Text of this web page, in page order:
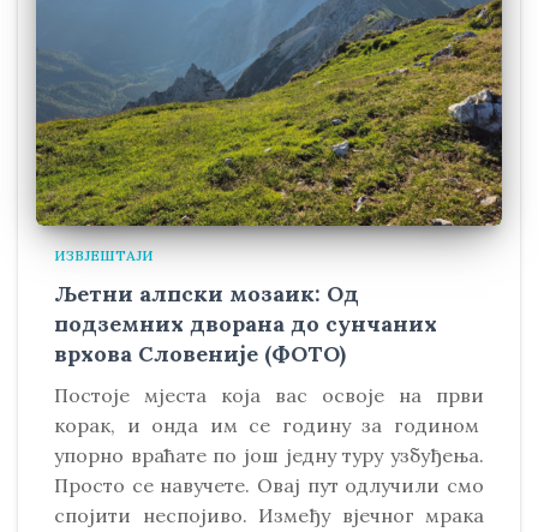
ИЗВЈЕШТАЈИ
Љетни алпски мозаик: Од
подземних дворана до сунчаних
врхова Словеније (ФОТО)
Постоје мјеста која вас освоје на први
корак, и онда им се годину за годином
упорно враћате по још једну туру узбуђења.
Просто се навучете. Овај пут одлучили смо
спојити неспојиво. Између вјечног мрака